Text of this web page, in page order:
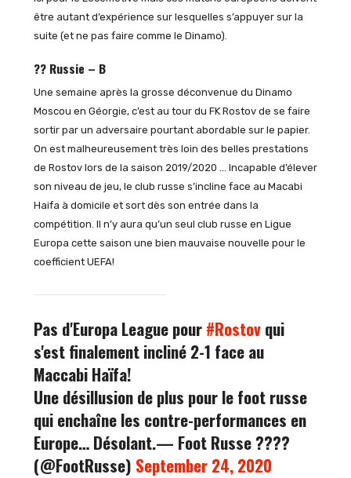
être autant d’expérience sur lesquelles s’appuyer sur la
suite (et ne pas faire comme le Dinamo).
?? Russie – B
Une semaine après la grosse déconvenue du Dinamo
Moscou en Géorgie, c’est au tour du FK Rostov de se faire
sortir par un adversaire pourtant abordable sur le papier.
On est malheureusement très loin des belles prestations
de Rostov lors de la saison 2019/2020 … Incapable d’élever
son niveau de jeu, le club russe s’incline face au Macabi
Haifa à domicile et sort dès son entrée dans la
compétition. Il n’y aura qu’un seul club russe en Ligue
Europa cette saison une bien mauvaise nouvelle pour le
coefficient UEFA!
Pas d'Europa League pour#Rostovqui
s'est finalement incliné 2-1 face au
Maccabi Haïfa!
Une désillusion de plus pour le foot russe
qui enchaîne les contre-performances en
Europe… Désolant.— Foot Russe ????️
(@FootRusse) September 24, 2020